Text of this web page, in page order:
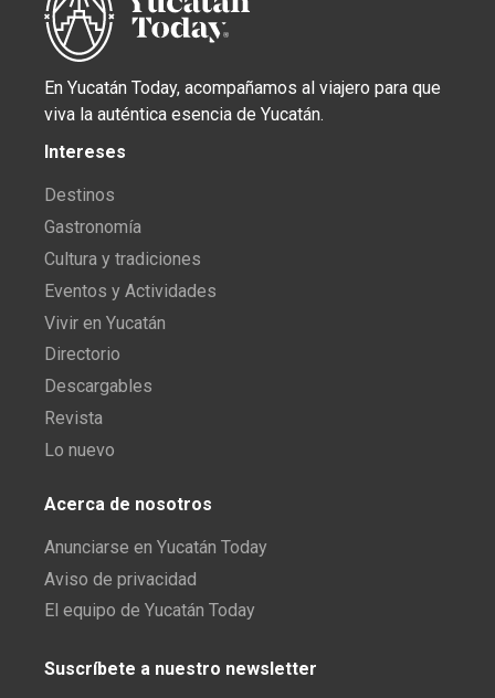
En Yucatán Today, acompañamos al viajero para que
viva la auténtica esencia de Yucatán.
Intereses
Destinos
Gastronomía
Cultura y tradiciones
Eventos y Actividades
Vivir en Yucatán
Directorio
Descargables
Revista
Lo nuevo
Acerca de nosotros
Anunciarse en Yucatán Today
Aviso de privacidad
El equipo de Yucatán Today
Suscríbete a nuestro newsletter